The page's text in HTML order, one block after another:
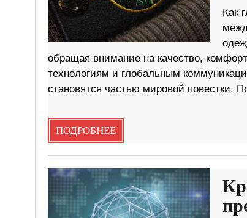
Как
обращая внимание на качество,
технологиям и глобальным
становятся частью мировой повестки.
ПОДРОБНЕЕ